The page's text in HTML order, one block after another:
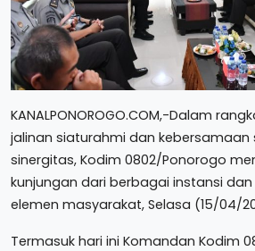
KANALPONOROGO.COM,-Dalam
jalinan siaturahmi dan
sinergitas, Kodim 0802/Ponorogo
kunjungan dari berbagai instansi
elemen masyarakat, Selasa (15/04/
Termasuk hari ini Komandan Kodim